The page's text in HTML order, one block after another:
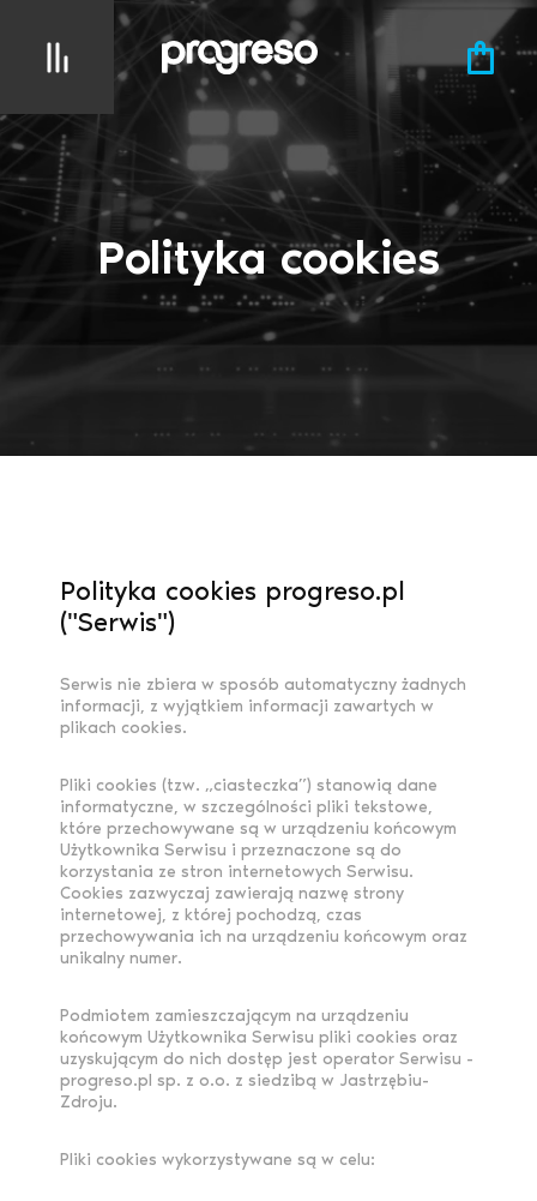
Polityka cookies
Polityka cookies progreso.pl
("Serwis")
Serwis nie zbiera w sposób automatyczny żadnych
informacji, z wyjątkiem informacji zawartych w
plikach cookies.
Pliki cookies (tzw. „ciasteczka”) stanowią dane
informatyczne, w szczególności pliki tekstowe,
które przechowywane są w urządzeniu końcowym
Użytkownika Serwisu i przeznaczone są do
korzystania ze stron internetowych Serwisu.
Cookies zazwyczaj zawierają nazwę strony
internetowej, z której pochodzą, czas
przechowywania ich na urządzeniu końcowym oraz
unikalny numer.
Podmiotem zamieszczającym na urządzeniu
końcowym Użytkownika Serwisu pliki cookies oraz
uzyskującym do nich dostęp jest operator Serwisu -
progreso.pl sp. z o.o. z siedzibą w Jastrzębiu-
Zdroju.
Pliki cookies wykorzystywane są w celu: